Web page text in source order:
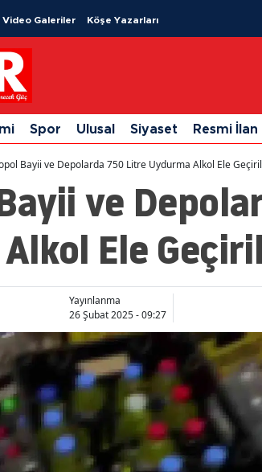
Video Galeriler Köşe Yazarları
Spor Ulusal Siyaset Resmi İlan
Bayii ve Depolarda 750 Litre Uydurma Alkol Ele
ve
Ele
Yayınlanma
26 Şubat 2025 - 09:27